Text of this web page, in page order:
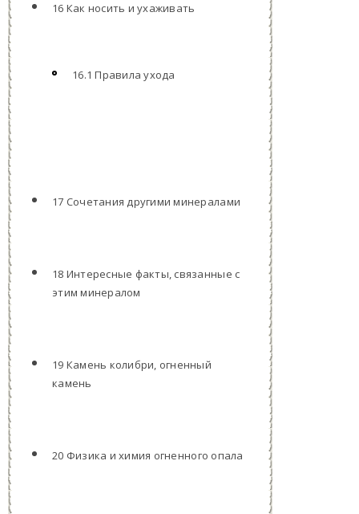
16 Как носить и ухаживать
16.1 Правила ухода
17 Сочетания другими минералами
18 Интересные факты, связанные с
этим минералом
19 Камень колибри, огненный
камень
20 Физика и химия огненного опала